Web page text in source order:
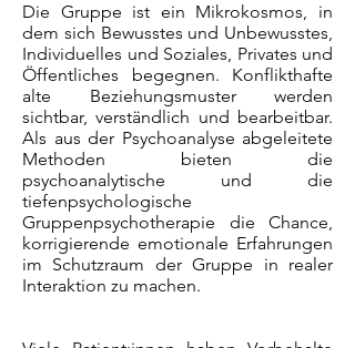
Die Gruppe ist ein Mikrokosmos, in
dem sich Bewusstes und Unbewusstes,
Individuelles und Soziales, Privates und
Öffentliches begegnen. Konflikthafte
alte Beziehungsmuster werden
sichtbar, verständlich und bearbeitbar.
Als aus der Psychoanalyse abgeleitete
Methoden bieten die
psychoanalytische und die
tiefenpsychologische
Gruppenpsychotherapie die Chance,
korrigierende emotionale Erfahrungen
im Schutzraum der Gruppe in realer
Interaktion zu machen.